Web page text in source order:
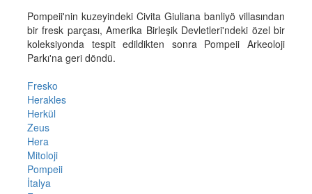
Pompeii'nin kuzeyindeki Civita Giuliana banliyö villasından
bir fresk parçası, Amerika Birleşik Devletleri'ndeki özel bir
koleksiyonda tespit edildikten sonra Pompeii Arkeoloji
Parkı'na geri döndü.
Fresko
Herakles
Herkül
Zeus
Hera
Mitoloji
Pompeii
İtalya